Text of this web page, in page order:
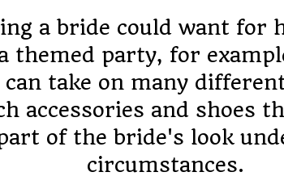
a bride could want for
themed party, for
take on many
accessories and shoes
of the bride's look
circumstances.